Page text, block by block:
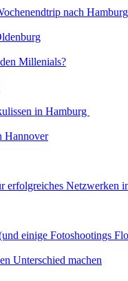
nach Hamburg
Millenials?
in Hamburg
Hannover
erfolgreiches Netzwerken
einige Fotoshootings
Unterschied machen